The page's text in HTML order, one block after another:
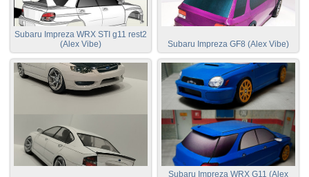
Subaru Impreza WRX STI g11 rest2
(Alex Vibe)
Subaru Impreza GF8 (Alex Vibe)
Subaru Impreza WRX G11 (Alex